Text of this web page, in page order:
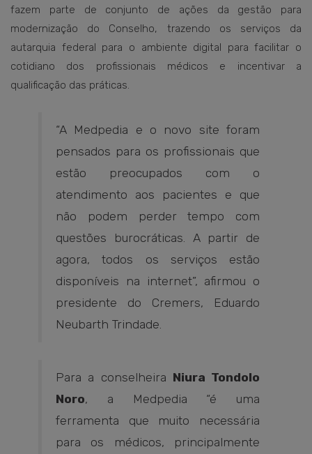
fazem parte de conjunto de ações da gestão para
modernização do Conselho, trazendo os serviços da
autarquia federal para o ambiente digital para facilitar o
cotidiano dos profissionais médicos e incentivar a
qualificação das práticas.
“A Medpedia e o novo site foram
pensados para os profissionais que
estão preocupados com o
atendimento aos pacientes e que
não podem perder tempo com
questões burocráticas. A partir de
agora, todos os serviços estão
disponíveis na internet”, afirmou o
presidente do Cremers, Eduardo
Neubarth Trindade.
Para a conselheira Niura Tondolo
Noro, a Medpedia “é uma
ferramenta que muito necessária
para os médicos, principalmente